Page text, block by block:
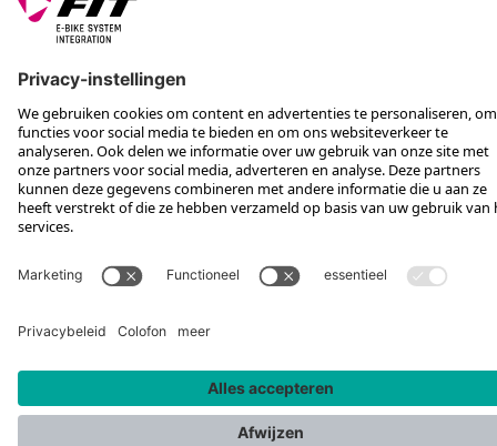
*Aanbevolen verkoopprijs incl. btw, excl. verzendkosten
Rotax Bike Technology AG © 2025